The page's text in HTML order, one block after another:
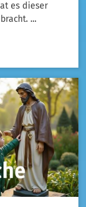
es dieser
...